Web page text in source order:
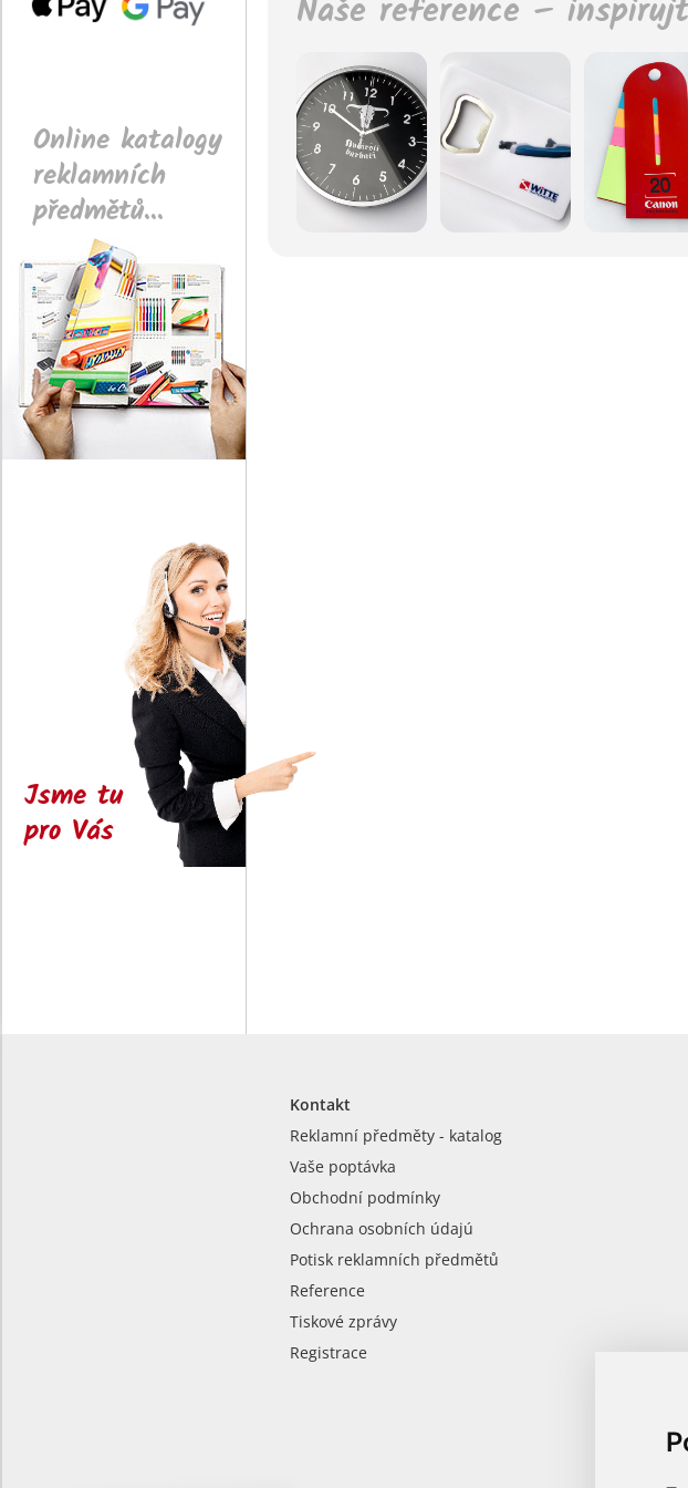
Online katalogy
reklamních
předmětů...
Jsme tu
pro Vás
Naše reference –
Kontakt
Reklamní předměty - katalog
Vaše poptávka
Obchodní podmínky
Ochrana osobních údajú
Potisk reklamních předmětů
Reference
Tiskové zprávy
Registrace